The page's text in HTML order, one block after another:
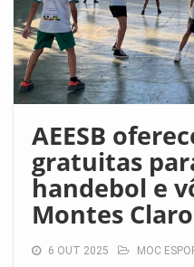
AEESB
gratuitas
handebol e
Montes
6 OUT 2025 MOC